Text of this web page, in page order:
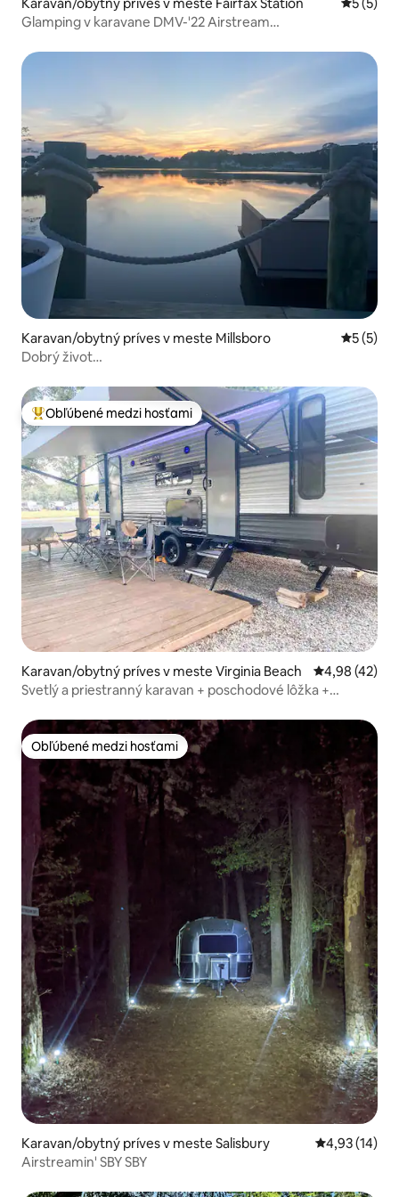
Glamping v karavane DMV-'22 Airstream
Karavan/obytný príves v meste Millsboro
5 (5)
Dobrý život…
Najobľúbenejšie medzi hosťami
Obľúbené medzi hosťami
Karavan/obytný príves v meste Virginia Beach Priemerné
4,98 (42)
Svetlý a priestranný karavan + poschodové lôžka +
Obľúbené medzi hosťami
Obľúbené medzi hosťami
Karavan/obytný príves v meste Salisbury Priemerné
4,93 (14)
Airstreamin' SBY SBY